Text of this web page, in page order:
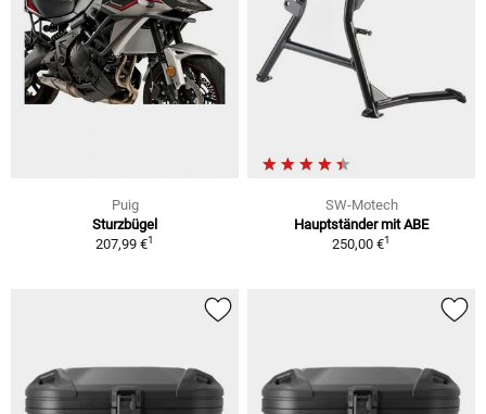
Puig
Sturzbügel
207,99 €1
SW-Motech
Hauptständer mit ABE
250,00 €1